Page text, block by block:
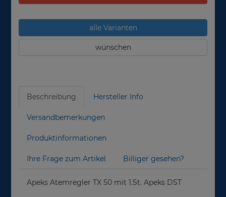
alle Varianten
wünschen
Beschreibung Hersteller Info
Versandbemerkungen
Produktinformationen
Ihre Frage zum Artikel Billiger gesehen?
Apeks Atemregler TX 50 mit 1.St. Apeks DST